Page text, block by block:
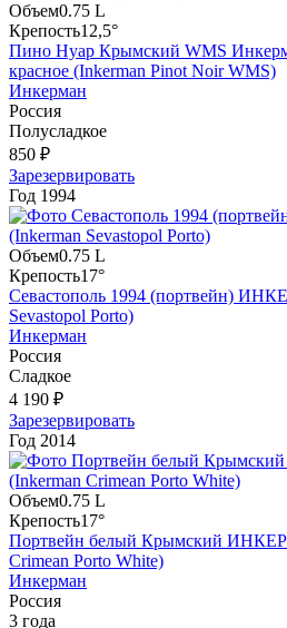
Объем0.75 L
Крепость12,5°
Пино Нуар Крымский WMS
красное (Inkerman Pinot Noir WMS)
Инкерман
Россия
Полусладкое
850 ₽
Зарезервировать
Год 1994
Объем0.75 L
Крепость17°
Севастополь 1994 (портвейн)
Sevastopol Porto)
Инкерман
Россия
Сладкое
4 190 ₽
Зарезервировать
Год 2014
Объем0.75 L
Крепость17°
Портвейн белый Крымский
Crimean Porto White)
Инкерман
Россия
3 года